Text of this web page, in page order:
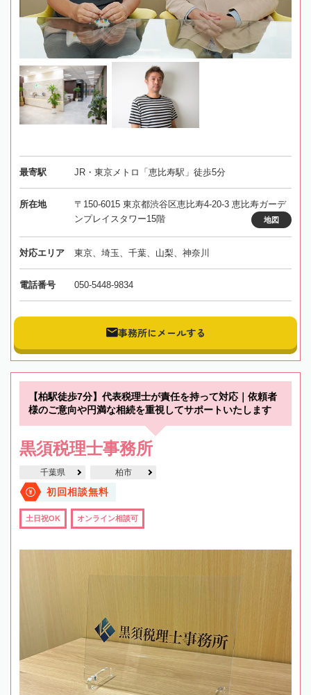
最寄駅 JR・東京メトロ「恵比寿駅」徒歩5分
所在地
〒150-6015 東京都渋谷区恵比寿4-20-3 恵比寿ガーデ
ンプレイスタワー15階
地図
対応エリア 東京、埼玉、千葉、山梨、神奈川
電話番号 050-5448-9834
事務所にメールする
【柏駅徒歩7分】代表税理士が責任を持って対応｜依頼者
様のご意向や円満な相続を重視してサポートいたします
黒須税理士事務所
千葉県 柏市
初回相談無料
土日祝OK オンライン相談可